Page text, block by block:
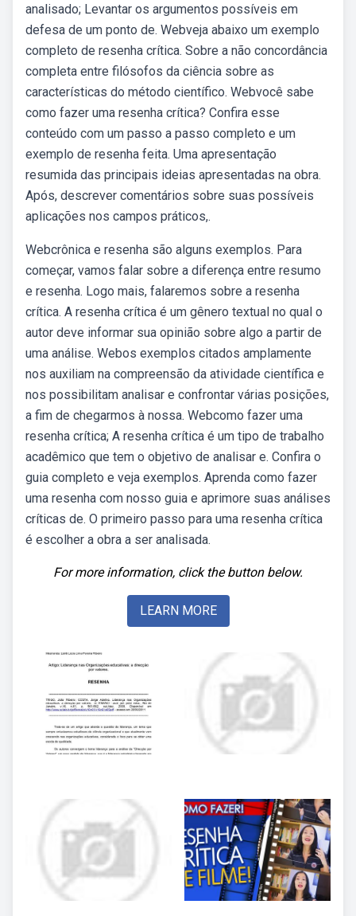
analisado; Levantar os argumentos possíveis em
defesa de um ponto de. Webveja abaixo um exemplo
completo de resenha crítica. Sobre a não concordância
completa entre filósofos da ciência sobre as
características do método científico. Webvocê sabe
como fazer uma resenha crítica? Confira esse
conteúdo com um passo a passo completo e um
exemplo de resenha feita. Uma apresentação
resumida das principais ideias apresentadas na obra.
Após, descrever comentários sobre suas possíveis
aplicações nos campos práticos,.
Webcrônica e resenha são alguns exemplos. Para
começar, vamos falar sobre a diferença entre resumo
e resenha. Logo mais, falaremos sobre a resenha
crítica. A resenha crítica é um gênero textual no qual o
autor deve informar sua opinião sobre algo a partir de
uma análise. Webos exemplos citados amplamente
nos auxiliam na compreensão da atividade científica e
nos possibilitam analisar e confrontar várias posições,
a fim de chegarmos à nossa. Webcomo fazer uma
resenha crítica; A resenha crítica é um tipo de trabalho
acadêmico que tem o objetivo de analisar e. Confira o
guia completo e veja exemplos. Aprenda como fazer
uma resenha com nosso guia e aprimore suas análises
críticas de. O primeiro passo para uma resenha crítica
é escolher a obra a ser analisada.
For more information, click the button below.
LEARN MORE